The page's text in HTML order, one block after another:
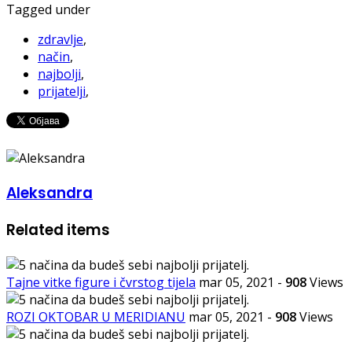
Tagged under
zdravlje,
način,
najbolji,
prijatelji,
Aleksandra
Related items
Tajne vitke figure i čvrstog tijela mar 05, 2021 - 908Views
ROZI OKTOBAR U MERIDIANU mar 05, 2021 - 908Views